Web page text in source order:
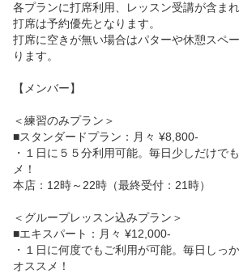
各プランに打席利用、レッスン受講が含ま
打席は予約優先となります。
打席に空きが無い場合はパターや休憩スペ
ります。
【メンバー】
＜練習のみプラン＞
■スタンダードプラン：月々 ¥8,800-
・１日に５５分利用可能。毎日少しだけで
メ！
本店：12時～22時（最終受付：21時）
＜グループレッスン込みプラン＞
■エキスパート：月々 ¥12,000-
・１日に何度でもご利用が可能。毎日しっ
オススメ！